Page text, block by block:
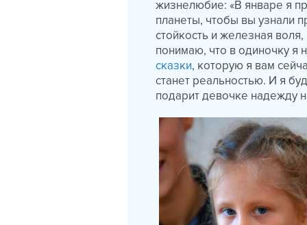
жизнелюбие: «В январе я
планеты, чтобы вы узнали
стойкость и железная
понимаю, что в одиночку я
сказки, которую я вам
станет реальностью. И я
подарит девочке надежду